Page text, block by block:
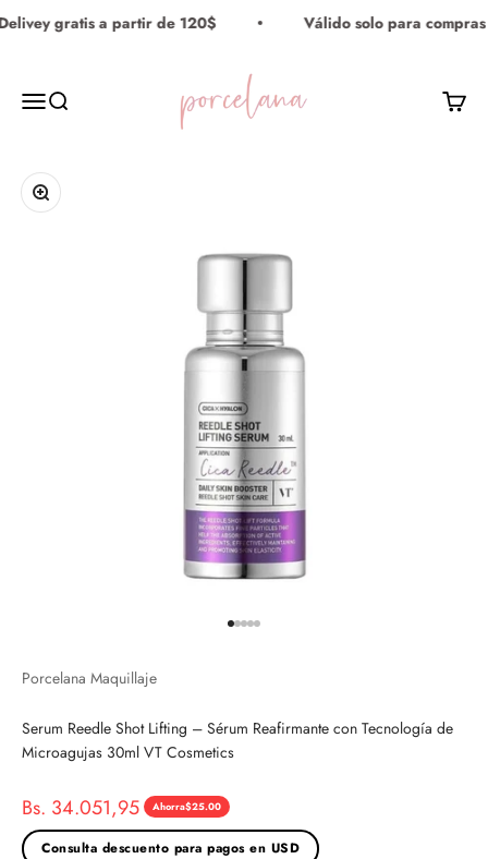
Ir al contenido
gratis a partir de 120$ Válido solo para
MenúBuscar
Porcelana Maquillaje
Carrito
Zoom
Porcelana Maquillaje
Serum Reedle Shot Lifting – Sérum Reafirmante con Tecnología de
Microagujas 30ml VT Cosmetics
Precio de oferta
Bs. 34.051,95
Precio normal
Ahorra$25.00
Consulta descuento para pagos en USD